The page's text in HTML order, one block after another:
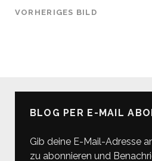
VORHERIGES BILD
BLOG PER E-MAIL
Gib deine E-Mail-Adresse
zu abonnieren und